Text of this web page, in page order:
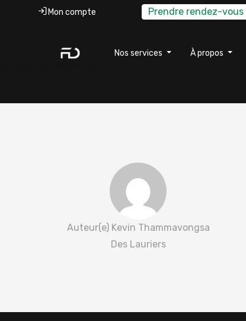
Mon compte Prendre rendez-vous
Nos services À propos
Auteur(e) Kevin Thammavongsa
Des Lauriers